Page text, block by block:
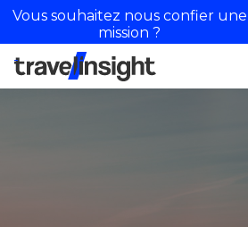
Vous souhaitez nous confier une
mission ?